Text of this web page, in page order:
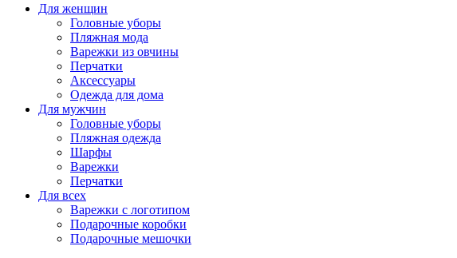
Для женщин
Головные уборы
Пляжная мода
Варежки из овчины
Перчатки
Аксессуары
Одежда для дома
Для мужчин
Головные уборы
Пляжная одежда
Шарфы
Варежки
Перчатки
Для всех
Варежки с логотипом
Подарочные коробки
Подарочные мешочки